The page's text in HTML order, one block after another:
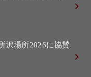
沢場所2026に協賛